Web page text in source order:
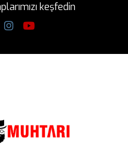
keşfedin